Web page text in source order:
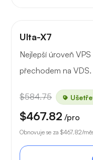
Ulta-X7
Nejlepší úroveň
přechodem na VDS.
$584.75
$467.82 /pro
Obnovuje se za $467.82/